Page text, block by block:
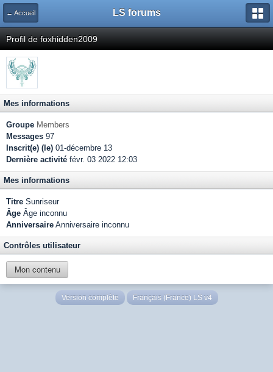
← Accueil LS forums
Profil de foxhidden2009
Mes informations
Groupe Members
Messages 97
Inscrit(e) (le) 01-décembre 13
Dernière activité févr. 03 2022 12:03
Mes informations
Titre Sunriseur
Âge Âge inconnu
Anniversaire Anniversaire inconnu
Contrôles utilisateur
Mon contenu
Version complète Français (France) LS v4